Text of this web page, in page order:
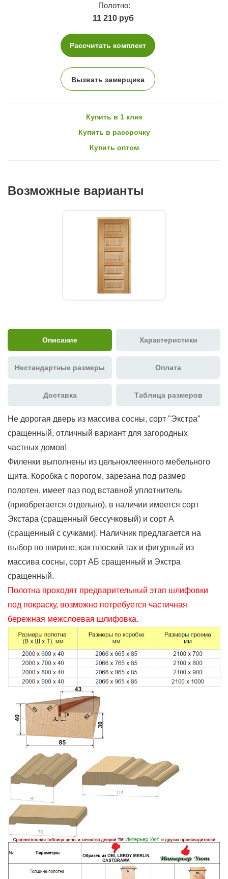
Полотно:
11 210 руб
Рассчитать комплект
Вызвать замерщика
Купить в 1 клик
Купить в рассрочку
Купить оптом
Возможные варианты
Описание Характеристики
Нестандартные размеры Оплата
Доставка Таблица размеров
Не дорогая дверь из массива сосны, сорт "Экстра"
сращенный, отличный вариант для загородных
частных домов!
Филенки выполнены из цельноклеенного мебельного
щита. Коробка с порогом, зарезана под размер
полотен, имеет паз под вставной уплотнитель
(приобретается отдельно), в наличии имеется сорт
Экстара (сращенный бессучковый) и сорт А
(сращенный с сучками). Наличник предлагается на
выбор по ширине, как плоский так и фигурный из
массива сосны, сорт АБ сращенный и Экстра
сращенный.
Полотна проходят предварительный этап шлифовки
под покраску, возможно потребуется частичная
бережная межслоевая шлифовка.